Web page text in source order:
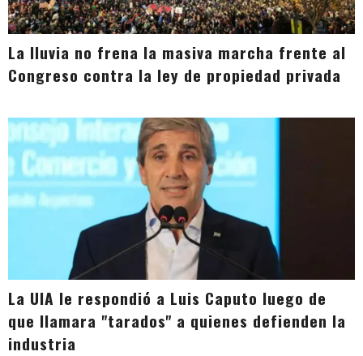
La lluvia no frena la masiva marcha frente al
Congreso contra la ley de propiedad privada
La UIA le respondió a Luis Caputo luego de
que llamara "tarados" a quienes defienden la
industria